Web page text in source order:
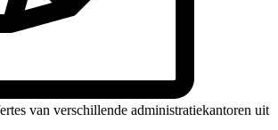
van verschillende administratiekantoren uit